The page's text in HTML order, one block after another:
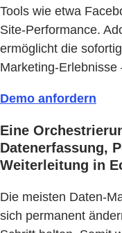
Tools wie etwa
Site-Performance.
ermöglicht die
Marketing-
Demo anfordern
Eine
Datenerfassung,
Weiterleitung in
Die meisten Daten-
sich permanent